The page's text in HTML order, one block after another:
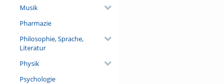
Musik
Pharmazie
Philosophie, Sprache,
Literatur
Physik
Psychologie